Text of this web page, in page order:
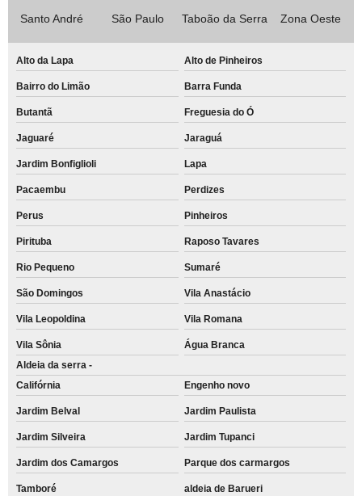
Santo André São Paulo Taboão da Serra Zona Oeste
Alto da Lapa Alto de Pinheiros
Bairro do Limão Barra Funda
Butantã Freguesia do Ó
Jaguaré Jaraguá
Jardim Bonfiglioli Lapa
Pacaembu Perdizes
Perus Pinheiros
Pirituba Raposo Tavares
Rio Pequeno Sumaré
São Domingos Vila Anastácio
Vila Leopoldina Vila Romana
Vila Sônia
Água Branca
Aldeia da serra -
Califórnia
Engenho novo
Jardim Belval Jardim Paulista
Jardim Silveira Jardim Tupanci
Jardim dos Camargos Parque dos carmargos
Tamboré aldeia de Barueri